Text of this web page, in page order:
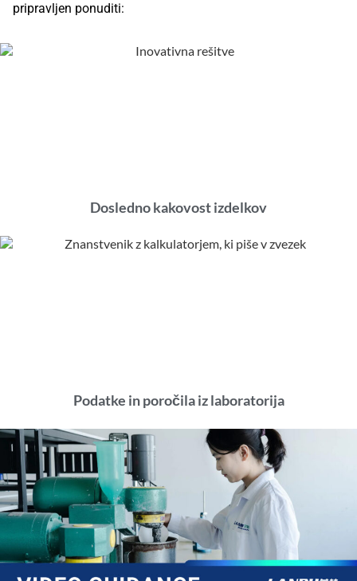
pripravljen ponuditi:
Dosledno kakovost izdelkov
Podatke in poročila iz laboratorija